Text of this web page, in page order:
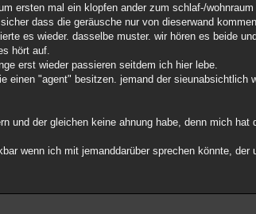
ersten mal ein klopfen ander zum schlaf-/wohnraum
dass die geräusche nur von dieserwand
es wieder. dasselbe muster. wir hören es beide
hört auf.
erst wieder passieren seitdem ich hier lebe.
einen "agent" besitzen. jemand der sieunabsichtlich
und der gleichen keine ahnung habe, denn mich hat
wenn ich mit jemanddarüber sprechen könnte, der